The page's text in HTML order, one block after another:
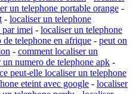
un telephone portable orange -
- localiser un telephone
par imei - localiser un telephone
telephone en afrique - peut on
- comment localiser un
un numero de telephone apk -
peut-elle localiser un telephone
eteint avec google - localiser